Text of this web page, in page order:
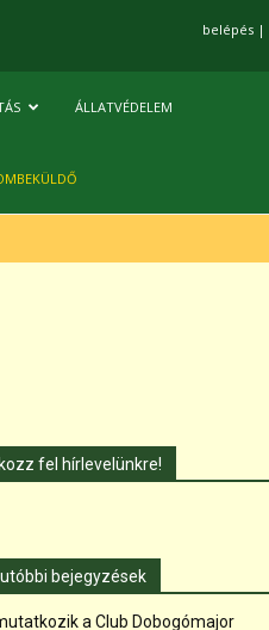
belépés |
ÁLLATVÉDELEM
fel hírlevelünkre!
bejegyzések
a Club Dobogómajor